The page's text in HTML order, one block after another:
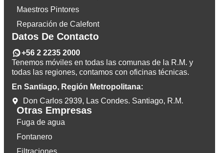
Maestros Pintores
Reparación de Calefont
Datos De Contacto
+56 2 2235 2000
Tenemos móviles en todas las comunas de la R.M. y
todas las regiones, contamos con oficinas técnicas.
En Santiago, Región Metropolitana:
Don Carlos 2939, Las Condes. Santiago, R.M.
Otras Empresas
Fuga de agua
Fontanero
Filtraciones